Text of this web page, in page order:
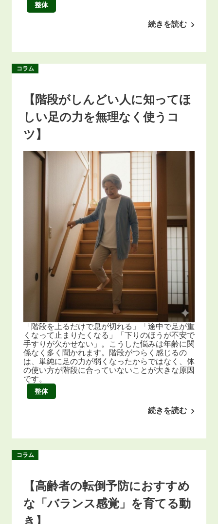
整体
続きを読む
コラム
【階段がしんどい人に知ってほ
しい足の力を無理なく使うコ
ツ】
「階段を上るだけで息が切れる」「途中で足が重
くなって止まりたくなる」「下りのほうが不安で
手すりが欠かせない」。こうした悩みは年齢に関
係なく多く聞かれます。階段がつらく感じるの
は、単純に足の力が弱くなったからではなく、体
の使い方が階段に合っていないことが大きな原因
です。
整体
続きを読む
コラム
【高齢者の転倒予防におすすめ
な「バランス感覚」を育てる動
き】